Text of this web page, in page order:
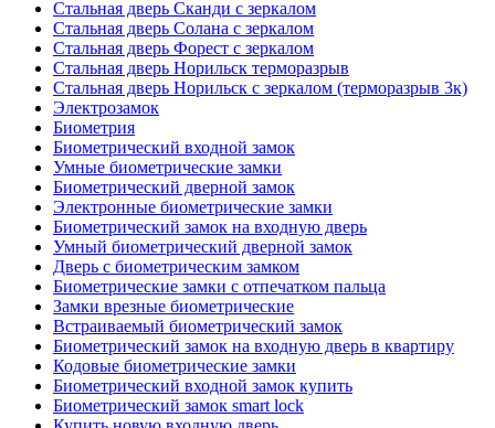
Стальная дверь Сканди с зеркалом
Стальная дверь Солана с зеркалом
Стальная дверь Форест с зеркалом
Стальная дверь Норильск терморазрыв
Стальная дверь Норильск с зеркалом (терморазрыв 3к)
Электрозамок
Биометрия
Биометрический входной замок
Умные биометрические замки
Биометрический дверной замок
Электронные биометрические замки
Биометрический замок на входную дверь
Умный биометрический дверной замок
Дверь с биометрическим замком
Биометрические замки с отпечатком пальца
Замки врезные биометрические
Встраиваемый биометрический замок
Биометрический замок на входную дверь в квартиру
Кодовые биометрические замки
Биометрический входной замок купить
Биометрический замок smart lock